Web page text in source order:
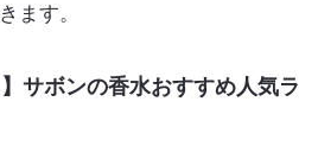
ます。
】サボンの香水おすすめ人気ラ